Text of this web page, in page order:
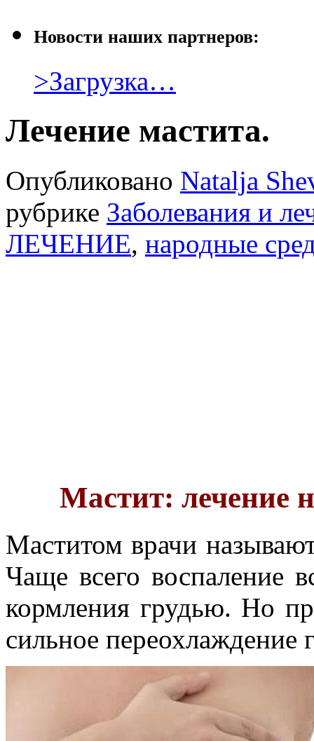
Новости наших партнеров:
>Загрузка…
Лечение мастита.
Опубликовано Natalja
рубрике Заболевания и
ЛЕЧЕНИЕ, народные
Мастит: лечение
Маститом врачи
Чаще всего воспаление
кормления грудью. Но
сильное